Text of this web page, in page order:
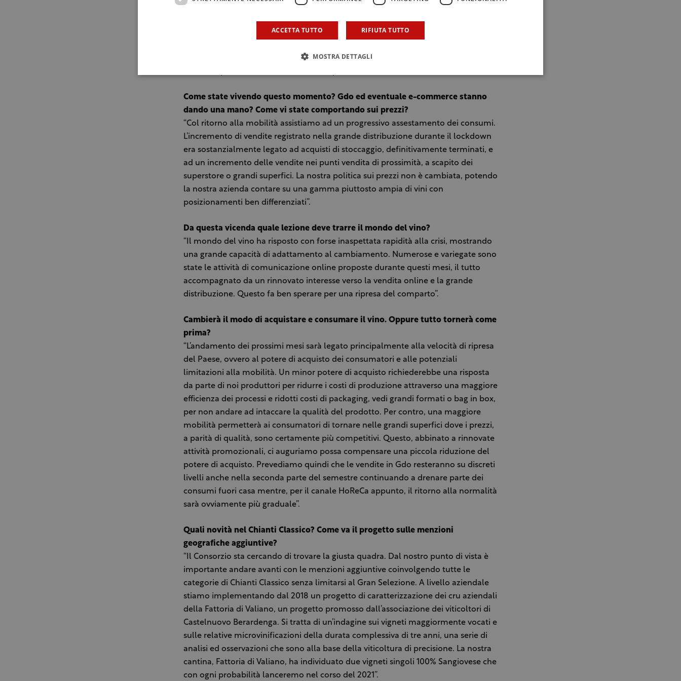
approda in Basilicata, dove si incontrano i 15 ettari vitati della Regio Cantina, dove
terre siciliane, ed esattamente lungo le pendici del grande vulcano Etna, in cui
Castiglione di Sicilia e Linguaglossa. In totale il gruppo conta circa 200 ettari vitati,
Come state vivendo questo momento? Gdo ed eventuale e-commerce stanno
dando una mano? Come vi state comportando sui prezzi?
“Col ritorno alla mobilità assistiamo ad un progressivo assestamento dei consumi.
L’incremento di vendite registrato nella grande distribuzione durante il lockdown
era sostanzialmente legato ad acquisti di stoccaggio, definitivamente terminati, e
ad un incremento delle vendite nei punti vendita di prossimità, a scapito dei
superstore o grandi superfici. La nostra politica sui prezzi non è cambiata, potendo
la nostra azienda contare su una gamma piuttosto ampia di vini con
posizionamenti ben differenziati”.
Da questa vicenda quale lezione deve trarre il mondo del vino?
“Il mondo del vino ha risposto con forse inaspettata rapidità alla crisi, mostrando
una grande capacità di adattamento al cambiamento. Numerose e variegate sono
state le attività di comunicazione online proposte durante questi mesi, il tutto
accompagnato da un rinnovato interesse verso la vendita online e la grande
distribuzione. Questo fa ben sperare per una ripresa del comparto”.
Cambierà il modo di acquistare e consumare il vino. Oppure tutto tornerà come
prima?
“L’andamento dei prossimi mesi sarà legato principalmente alla velocità di ripresa
del Paese, ovvero al potere di acquisto dei consumatori e alle potenziali
limitazioni alla mobilità. Un minor potere di acquisto richiederebbe una risposta
da parte di noi produttori per ridurre i costi di produzione attraverso una maggiore
efficienza dei processi e ridotti costi di packaging, vedi grandi formati o bag in box,
per non andare ad intaccare la qualità del prodotto. Per contro, una maggiore
mobilità permetterà ai consumatori di tornare nelle grandi superfici dove i prezzi,
a parità di qualità, sono certamente più competitivi. Questo, abbinato a rinnovate
attività promozionali, ci auguriamo possa compensare una piccola riduzione del
potere di acquisto. Prevediamo quindi che le vendite in Gdo resteranno su discreti
livelli anche nella seconda parte del semestre continuando a drenare parte dei
consumi fuori casa mentre, per il canale HoReCa appunto, il ritorno alla normalità
sarà ovviamente più graduale”.
Quali novità nel Chianti Classico? Come va il progetto sulle menzioni
geografiche aggiuntive?
“Il Consorzio sta cercando di trovare la giusta quadra. Dal nostro punto di vista è
importante andare avanti con le menzioni aggiuntive coinvolgendo tutte le
categorie di Chianti Classico senza limitarsi al Gran Selezione. A livello aziendale
stiamo implementando dal 2018 un progetto di caratterizzazione dei cru aziendali
della Fattoria di Valiano, un progetto promosso dall’associazione dei viticoltori di
Castelnuovo Berardenga. Si tratta di un’indagine sui vigneti maggiormente vocati e
sulle relative microvinificazioni della durata complessiva di tre anni, una serie di
analisi ed osservazioni che sono alla base della viticoltura di precisione. La nostra
cantina, Fattoria di Valiano, ha individuato due vigneti singoli 100% Sangiovese che
con ogni probabilità lanceremo nel corso del 2021”.
ACCETTA TUTTO RIFIUTA TUTTO
MOSTRA DETTAGLI